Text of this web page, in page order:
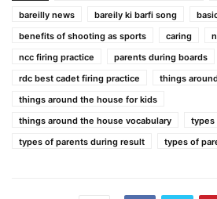
bareilly news
bareily ki barfi song
benefits of shooting as sports
caring
ncc firing practice
parents during boards
rdc best cadet firing practice
things
things around the house for kids
things around the house vocabulary
types
types of parents during result
types of